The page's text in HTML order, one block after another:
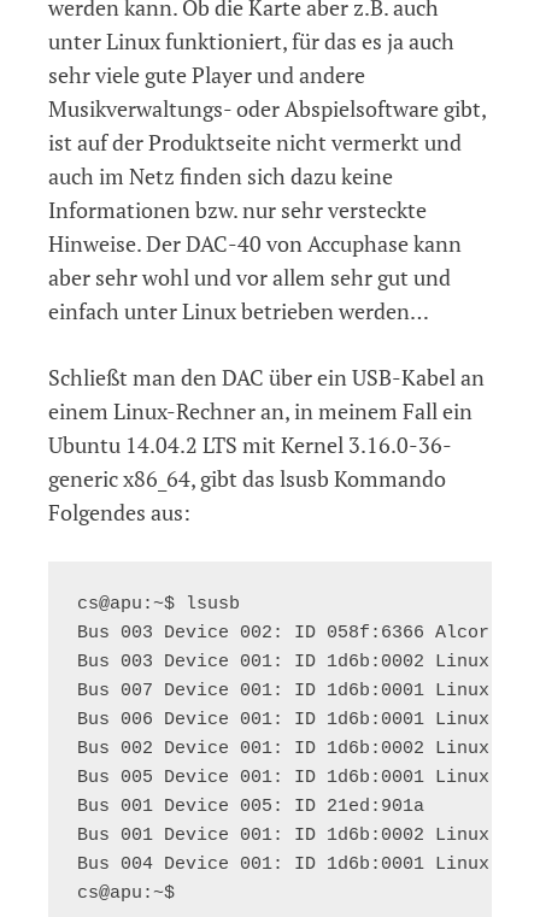
werden kann. Ob die Karte aber z.B. auch
unter Linux funktioniert, für das es ja auch
sehr viele gute Player und andere
Musikverwaltungs- oder Abspielsoftware gibt,
ist auf der Produktseite nicht vermerkt und
auch im Netz finden sich dazu keine
Informationen bzw. nur sehr versteckte
Hinweise. Der DAC-40 von Accuphase kann
aber sehr wohl und vor allem sehr gut und
einfach unter Linux betrieben werden…
Schließt man den DAC über ein USB-Kabel an
einem Linux-Rechner an, in meinem Fall ein
Ubuntu 14.04.2 LTS mit Kernel 3.16.0-36-
generic x86_64, gibt das lsusb Kommando
Folgendes aus:
cs@apu:~$ lsusb
Bus 003 Device 002: ID 058f:6366 Alcor
Bus 003 Device 001: ID 1d6b:0002 Linux
Bus 007 Device 001: ID 1d6b:0001 Linux
Bus 006 Device 001: ID 1d6b:0001 Linux
Bus 002 Device 001: ID 1d6b:0002 Linux
Bus 005 Device 001: ID 1d6b:0001 Linux
Bus 001 Device 005: ID 21ed:901a
Bus 001 Device 001: ID 1d6b:0002 Linux
Bus 004 Device 001: ID 1d6b:0001 Linux